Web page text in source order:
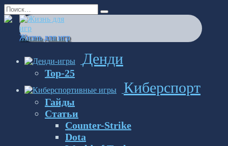
Перейти
к
содержанию
Search
for:
Жизнь для игр
Денди
Top-25
Киберспорт
Гайды
Статьи
Counter-Strike
Dota